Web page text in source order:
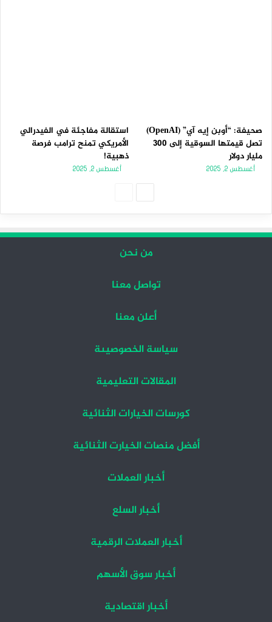
صحيفة: “أوبن إيه آي” (OpenAI)
تصل قيمتها السوقية إلى 300
مليار دولار
أغسطس 2, 2025
استقالة مفاجئة في الفيدرالي
الأمريكي تمنح ترامب فرصة
ذهبية!
أغسطس 2, 2025
من نحن
تواصل معنا
أعلن معنا
سياسة الخصوصيىة
المقالات التعليمية
كورسات الخيارات الثنائية
أفضل منصات الخيارت الثنائية
أخبار العملات
أخبار السلع
أخبار العملات الرقمية
أخبار سوق الأسهم
أخبار اقتصادية